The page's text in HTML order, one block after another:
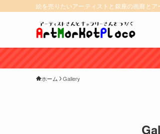
絵を売りたいアーティストと銀座の画廊と
ホーム Gallery